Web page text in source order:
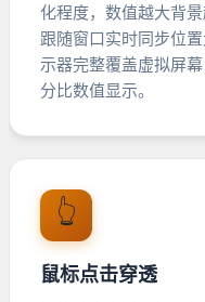
化程度，数值越大背
跟随窗口实时同步位
示器完整覆盖虚拟屏
分比数值显示。
👆
鼠标点击穿透